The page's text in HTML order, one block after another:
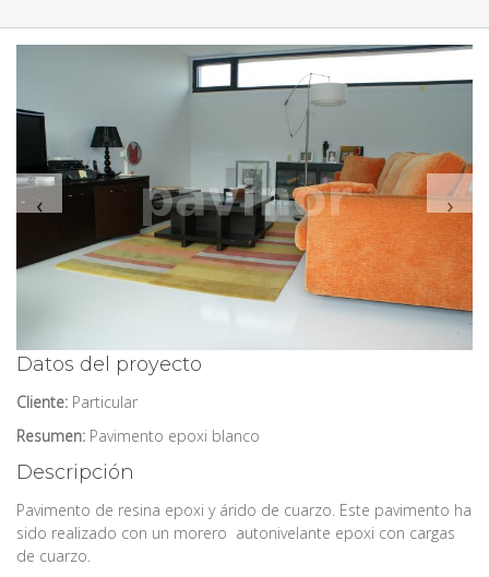
‹ ›
Datos del proyecto
Cliente: Particular
Resumen: Pavimento epoxi blanco
Descripción
Pavimento de resina epoxi y árido de cuarzo. Este pavimento ha
sido realizado con un morero autonivelante epoxi con cargas
de cuarzo.